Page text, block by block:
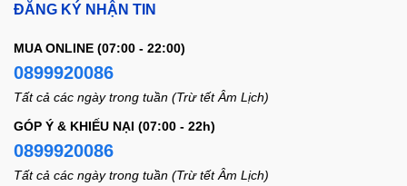
ĐĂNG KÝ NHẬN TIN
MUA ONLINE (07:00 - 22:00)
0899920086
Tất cả các ngày trong tuần (Trừ tết Âm Lịch)
GÓP Ý & KHIẾU NẠI (07:00 - 22h)
0899920086
Tất cả các ngày trong tuần (Trừ tết Âm Lịch)